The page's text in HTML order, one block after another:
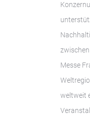
Messe
weltweit